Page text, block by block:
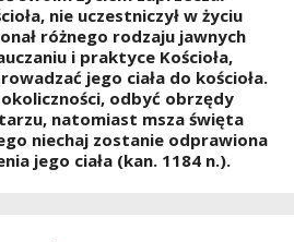
nie uczestniczył w życiu
różnego rodzaju jawnych
i praktyce Kościoła,
jego ciała do kościoła.
odbyć obrzędy
natomiast msza święta
niechaj zostanie odprawiona
jego ciała (kan. 1184 n.).